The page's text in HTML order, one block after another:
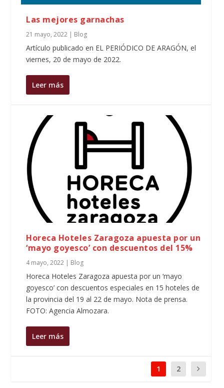
Las mejores garnachas
21 mayo, 2022 | Blog
Artículo publicado en EL PERIÓDICO DE ARAGÓN, el
viernes, 20 de mayo de 2022.
Leer más
Horeca Hoteles Zaragoza apuesta por un
‘mayo goyesco’ con descuentos del 15%
4 mayo, 2022 | Blog
Horeca Hoteles Zaragoza apuesta por un ‘mayo
goyesco’ con descuentos especiales en 15 hoteles de
la provincia del 19 al 22 de mayo. Nota de prensa.
FOTO: Agencia Almozara.
Leer más
1 2